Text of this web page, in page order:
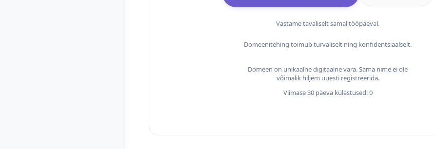
Vastame tavaliselt samal tööpäeval.
Domeenitehing toimub turvaliselt ning konfidentsiaalselt.
Domeen on unikaalne digitaalne vara. Sama nime ei ole
võimalik hiljem uuesti registreerida.
Viimase 30 päeva külastused: 0